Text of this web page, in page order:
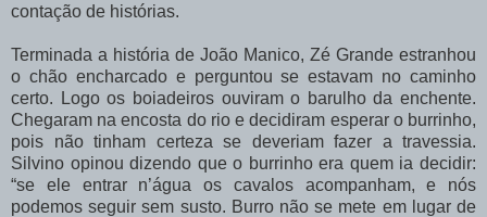
contação de histórias.
Terminada a história de João Manico, Zé Grande estranhou
o chão encharcado e perguntou se estavam no caminho
certo.
Logo os boiadeiros ouviram o barulho da enchente.
Chegaram na encosta do rio e decidiram esperar o burrinho,
pois
não tinham certeza se deveriam fazer a travessia.
Silvino opinou dizendo que o burrinho era quem ia decidir:
“se
ele entrar n’água os cavalos acompanham, e
nós
podemos seguir sem susto. Burro não se mete em lugar de